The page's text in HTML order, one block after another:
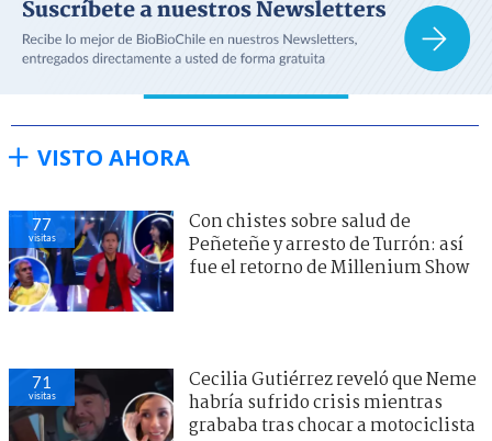
VISTO AHORA
77
visitas
Con chistes sobre salud de
Peñeteñe y arresto de Turrón: así
fue el retorno de Millenium Show
71
visitas
Cecilia Gutiérrez reveló que Neme
habría sufrido crisis mientras
grababa tras chocar a motociclista